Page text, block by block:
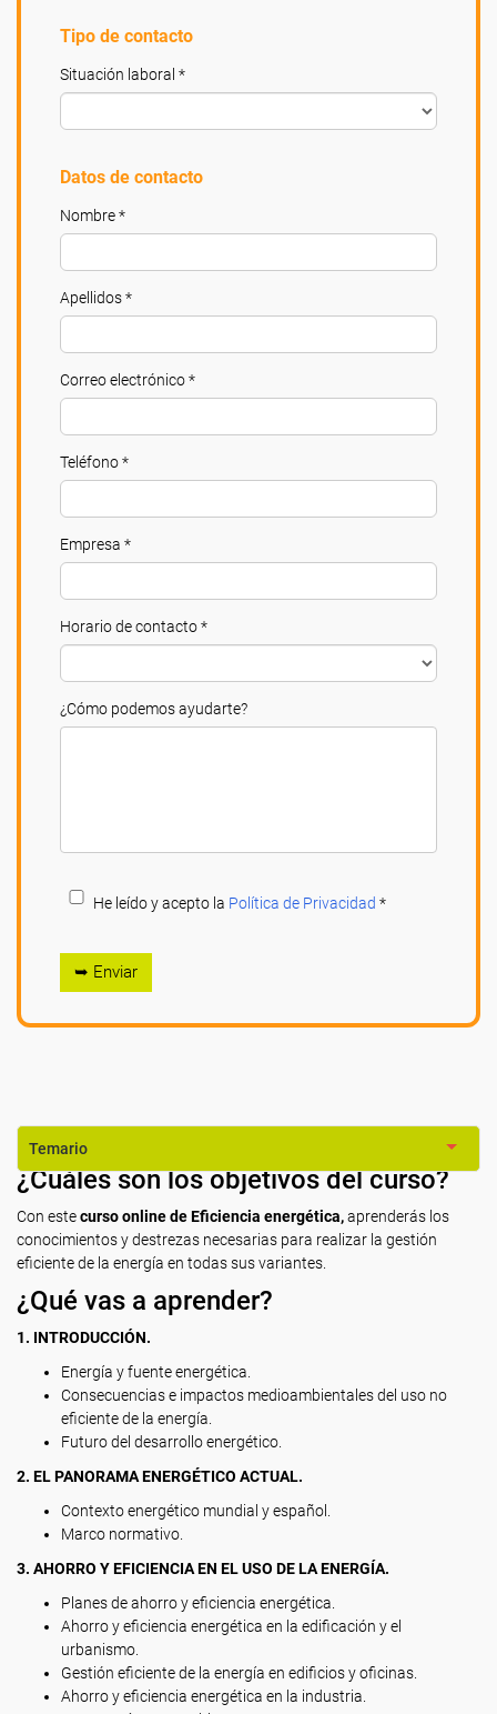
Tipo de contacto
Situación laboral *
Datos de contacto
Nombre *
Apellidos *
Correo electrónico *
Teléfono *
Empresa *
Horario de contacto *
¿Cómo podemos ayudarte?
He leído y acepto la Política de Privacidad *
➥ Enviar
Temario
¿Cuáles son los objetivos del curso?
Con estecurso online de Eficiencia energética,aprenderás los
conocimientos y destrezas necesarias para realizar la gestión
eficiente de la energía en todas sus variantes.
¿Qué vas a aprender?
1. INTRODUCCIÓN.
Energía y fuente energética.
Consecuencias e impactos medioambientales del uso no
eficiente de la energía.
Futuro del desarrollo energético.
2. EL PANORAMA ENERGÉTICO ACTUAL.
Contexto energético mundial y español.
Marco normativo.
3. AHORRO Y EFICIENCIA EN EL USO DE LA ENERGÍA.
Planes de ahorro y eficiencia energética.
Ahorro y eficiencia energética en la edificación y el
urbanismo.
Gestión eficiente de la energía en edificios y oficinas.
Ahorro y eficiencia energética en la industria.